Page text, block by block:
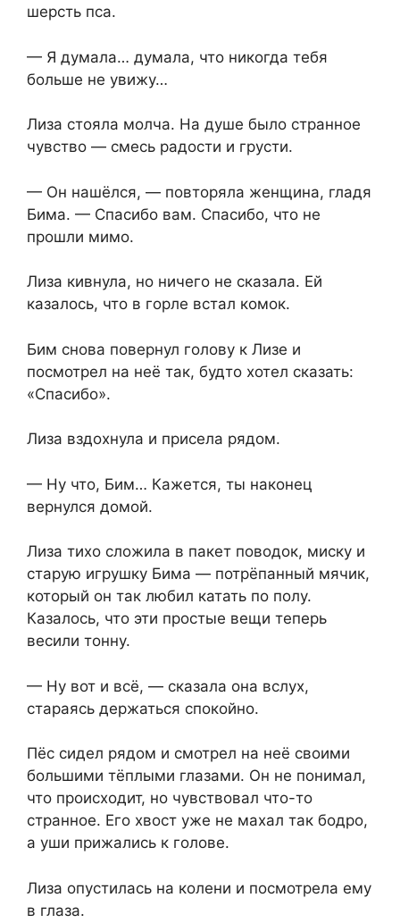
шерсть пса.
— Я думала… думала, что никогда тебя
больше не увижу…
Лиза стояла молча. На душе было странное
чувство — смесь радости и грусти.
— Он нашёлся, — повторяла женщина, гладя
Бима. — Спасибо вам. Спасибо, что не
прошли мимо.
Лиза кивнула, но ничего не сказала. Ей
казалось, что в горле встал комок.
Бим снова повернул голову к Лизе и
посмотрел на неё так, будто хотел сказать:
«Спасибо».
Лиза вздохнула и присела рядом.
— Ну что, Бим… Кажется, ты наконец
вернулся домой.
Лиза тихо сложила в пакет поводок, миску и
старую игрушку Бима — потрёпанный мячик,
который он так любил катать по полу.
Казалось, что эти простые вещи теперь
весили тонну.
— Ну вот и⁨ всё, — сказала она вслух,
стараясь держаться спокойно.
Пёс⁨ сидел рядом и смотрел на неё своими
большими тёплыми глазами. Он не понимал,
что происходит, но чувствовал что-то
странное. Его хвост уже не махал так бодро,⁨
а уши прижались к голове.
Лиза опустилась на колени и посмотрела ему
в глаза.